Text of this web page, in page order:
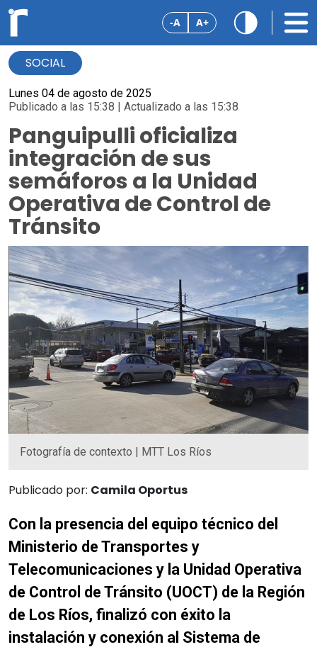
-A A+
SOCIAL
Lunes 04 de agosto de 2025
Publicado a las 15:38 | Actualizado a las 15:38
Panguipulli oficializa
integración de sus
semáforos a la Unidad
Operativa de Control de
Tránsito
Fotografía de contexto | MTT Los Ríos
Publicado por: Camila Oportus
Con la presencia del equipo técnico del
Ministerio de Transportes y
Telecomunicaciones y la Unidad Operativa
de Control de Tránsito (UOCT) de la Región
de Los Ríos, finalizó con éxito la
instalación y conexión al Sistema de